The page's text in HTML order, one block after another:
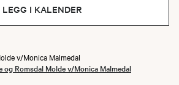
LEGG I KALENDER
v/Monica Malmedal
Romsdal Molde v/Monica Malmedal